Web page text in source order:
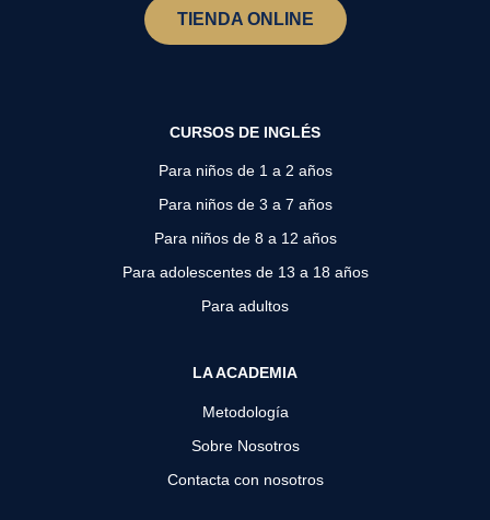
TIENDA ONLINE
CURSOS DE INGLÉS
Para niños de 1 a 2 años
Para niños de 3 a 7 años
Para niños de 8 a 12 años
Para adolescentes de 13 a 18 años
Para adultos
LA ACADEMIA
Metodología
Sobre Nosotros
Contacta con nosotros